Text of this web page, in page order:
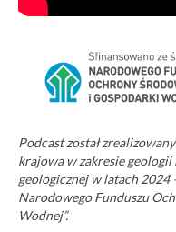
Podcast został
krajowa w zakresie geologii
geologicznej w latach 2024
Narodowego Funduszu
Wodnej”.